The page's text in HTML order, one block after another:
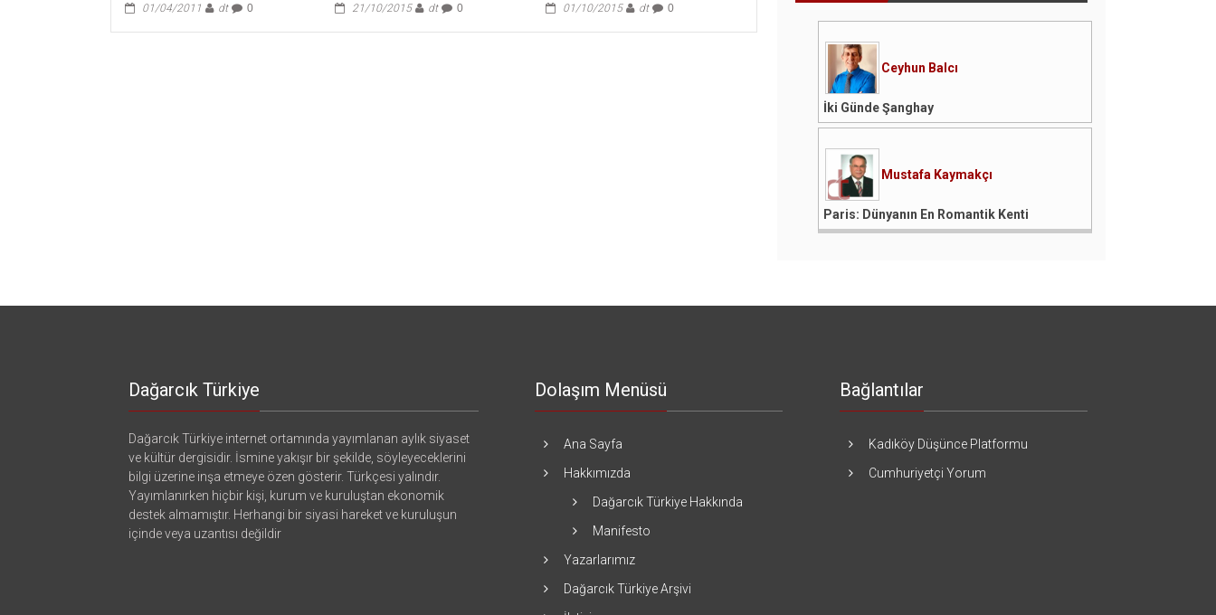
01/04/2011 dt 0 21/10/2015 dt 0 01/10/2015 dt 0
Ceyhun Balcı
İki Günde Şanghay
Mustafa Kaymakçı
Paris: Dünyanın En Romantik Kenti
Dağarcık Türkiye
Dağarcık Türkiye internet ortamında yayımlanan aylık siyaset
ve kültür dergisidir. İsmine yakışır bir şekilde, söyleyeceklerini
bilgi üzerine inşa etmeye özen gösterir. Türkçesi yalındır.
Yayımlanırken hiçbir kişi, kurum ve kuruluştan ekonomik
destek almamıştır. Herhangi bir siyasi hareket ve kuruluşun
içinde veya uzantısı değildir
Dolaşım Menüsü
Ana Sayfa
Hakkımızda
Dağarcık Türkiye Hakkında
Manifesto
Yazarlarımız
Dağarcık Türkiye Arşivi
Bağlantılar
Kadıköy Düşünce Platformu
Cumhuriyetçi Yorum